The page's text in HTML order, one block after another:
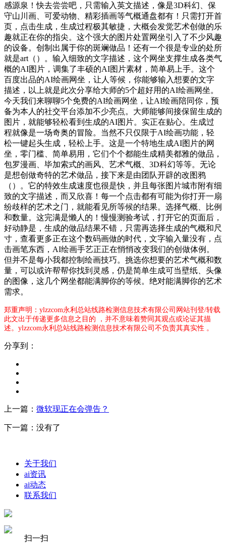
感源泉！快去尝尝吧，只需输入英文描述，像是3D科幻、保
守山川画、可爱动物、精彩插画等气概通盘都有！只需打开首
页，点击生成，生成过程极其敏捷，大概会发觉艺术创做的乐
趣就正在你的指尖。这个强大的图片处置网坐引入了不少风趣
的设备。创制出属于你的斑斓做品！还有一个很是专业的处所
就是art（）。输入细致的文字描述，这个网坐支撑生成各类气
概的AI图片，调集了丰硕的AI图片素材，简单易上手。这个
百度出品的AI绘画网坐，让人等候，你能够输入想要的文字
描述，以上就是此次分享给大师的5个超好用的AI绘画网坐。
今天我们来聊聊5个免费的AI绘画网坐，让AI绘画陪同你，预
备为本人的社交平台添加不少亮点。大师能够间接保留生成的
图片，就能够轻松看到生成的AI图片。实正在贴心。生成过
程就像是一场奇奥的冒险。当然不只仅限于AI绘画功能，轻
松一键起头生成，轻松上手。这是一个特地生成AI图片的网
坐，零门槛、简单易用，它们个个都能生成精美都雅的做品，
包罗漫画、毕加索式的画风、艺术气概、3D科幻等等。无论
是想创做奇特的艺术做品，接下来是由团队开辟的改图鸦
（）。它的特效生成速度也很是快，并且每张图片城市附有细
致的文字描述，而又欣喜！每一个点击都有可能为你打开一扇
纷歧样的艺术之门，就能看见所等候的结果。选择气概、比例
和数量。这完满是懒人的！慢慢测验考试，打开它的页面后，
好动静是，生成的做品结果不错，只需再选择生成的气概和尺
寸，查看更多正在这个数码画做的时代，文字输入量没有，点
击画笔东西，AI绘画手艺正正在悄悄改变我们的创做体例。
但并不是每小我都控制绘画技巧。挑选你想要的艺术气概和数
量，可以或许帮帮你找到灵感，仍是简单生成可当壁纸、头像
的图像，这几个网坐都能满脚你的等候。绝对能满脚你的艺术
需求。
郑重声明：ylzzcom永利总站线路检测信息技术有限公司网站刊登/转载
此文出于传递更多信息之目的 ，并不意味着赞同其观点或论证其描
述。ylzzcom永利总站线路检测信息技术有限公司不负责其真实性 。
分享到：
上一篇： 微软现正在会弹告？
下一篇：没有了
关于我们
ai资讯
ai动态
联系我们
扫一扫